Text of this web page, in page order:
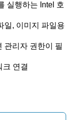
실행하는 Intel 호
일, 이미지 파일용
관리자 권한이 필
크 연결